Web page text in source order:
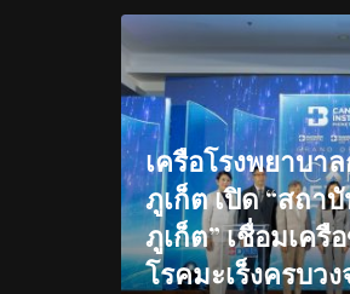
เครือโรงพยาบา
ภูเก็ต เปิด “สถา
ภูเก็ต” เชื่อมเครื
โรคมะเร็งครบวง